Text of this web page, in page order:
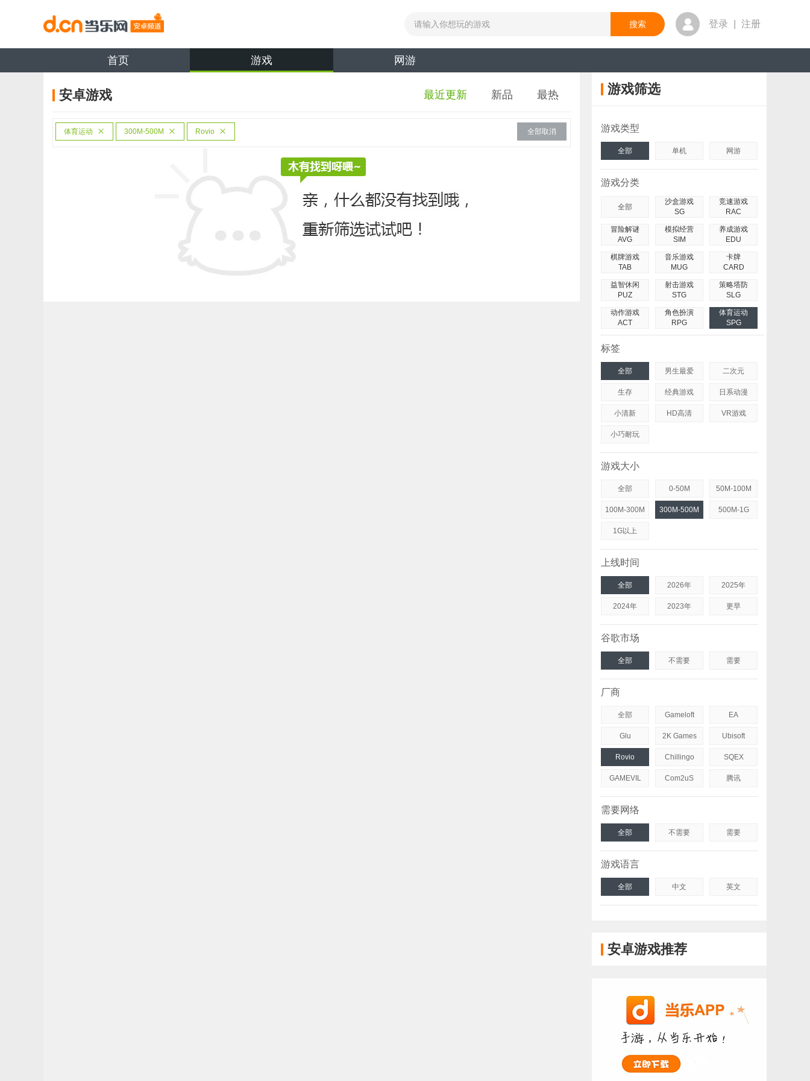
登录 注册
首页 游戏 网游
安卓游戏 最近更新 新品 最热
体育运动 300M-500M Rovio 全部取消
游戏筛选
游戏类型
全部 单机 网游
游戏分类
全部
沙盒游戏
SG
竞速游戏
RAC
冒险解谜
AVG
模拟经营
SIM
养成游戏
EDU
棋牌游戏
TAB
音乐游戏
MUG
卡牌
CARD
益智休闲
PUZ
射击游戏
STG
策略塔防
SLG
动作游戏
ACT
角色扮演
RPG
体育运动
SPG
标签
全部 男生最爱 二次元
生存 经典游戏 日系动漫
小清新 HD高清 VR游戏
小巧耐玩
游戏大小
全部 0-50M 50M-100M
100M-300M 300M-500M 500M-1G
1G以上
上线时间
全部 2026年 2025年
2024年 2023年 更早
谷歌市场
全部 不需要 需要
厂商
全部 Gameloft EA
Glu 2K Games Ubisoft
Rovio Chillingo SQEX
GAMEVIL Com2uS 腾讯
需要网络
全部 不需要 需要
游戏语言
全部 中文 英文
安卓游戏推荐